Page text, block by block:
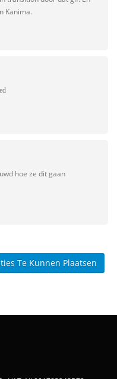
Kanima.
hoe ze dit gaan
Te Kunnen Plaatsen